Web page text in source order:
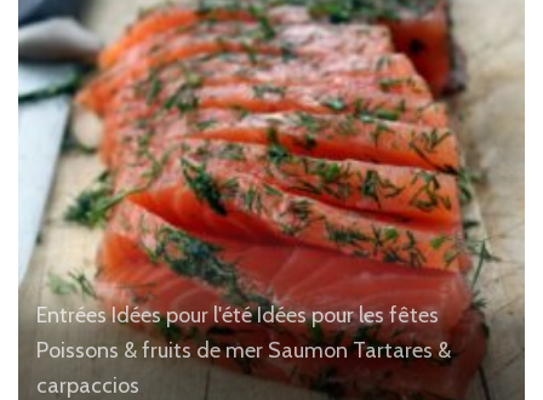
EntréesIdées pour l'étéIdées pour les fêtes
Poissons & fruits de mer SaumonTartares &
carpaccios